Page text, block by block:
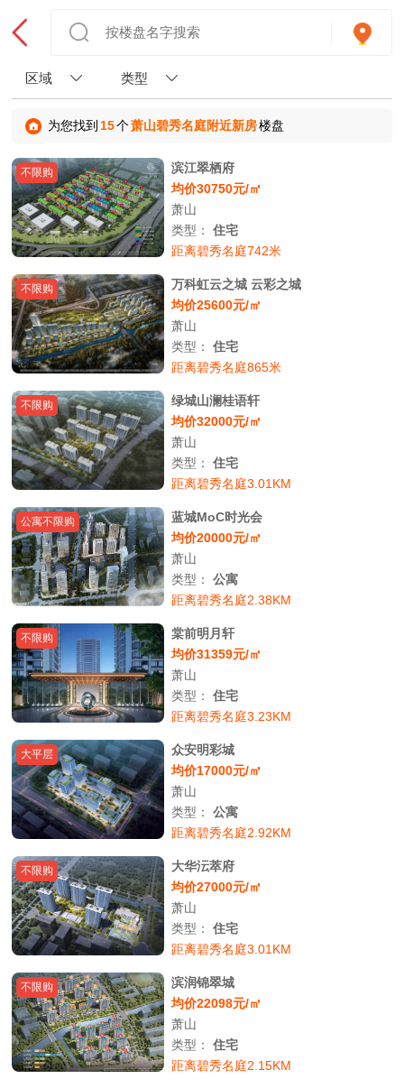
区域 类型
为您找到 15个萧山碧秀名庭附近新房楼盘
不限购
滨江翠栖府
均价30750元/㎡
萧山
类型：住宅
距离碧秀名庭742米
不限购
万科虹云之城 云彩之城
均价25600元/㎡
萧山
类型：住宅
距离碧秀名庭865米
不限购
绿城山澜桂语轩
均价32000元/㎡
萧山
类型：住宅
距离碧秀名庭3.01KM
公寓不限购
蓝城MoC时光会
均价20000元/㎡
萧山
类型：公寓
距离碧秀名庭2.38KM
不限购
棠前明月轩
均价31359元/㎡
萧山
类型：住宅
距离碧秀名庭3.23KM
大平层
众安明彩城
均价17000元/㎡
萧山
类型：公寓
距离碧秀名庭2.92KM
不限购
大华沄萃府
均价27000元/㎡
萧山
类型：住宅
距离碧秀名庭3.01KM
不限购
滨润锦翠城
均价22098元/㎡
萧山
类型：住宅
距离碧秀名庭2.15KM